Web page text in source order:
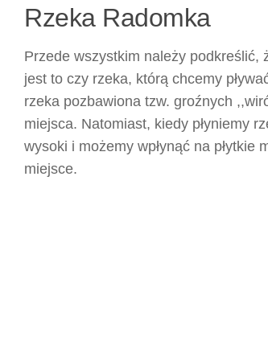
Rzeka Radomka
Przede wszystkim należy podkreślić,
jest to czy rzeka, którą chcemy
rzeka pozbawiona tzw. groźnych
miejsca. Natomiast, kiedy płyniemy
wysoki i możemy wpłynąć na
miejsce.